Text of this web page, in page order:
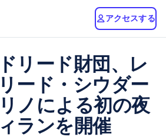
アクセスする
リード財団、レ
ード・シウダー
ノによる初の夜
ランを開催